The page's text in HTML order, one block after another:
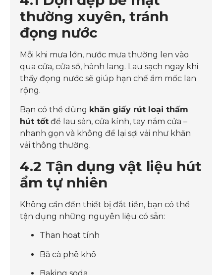
thường xuyên, tránh
đọng nước
Mỗi khi mưa lớn, nước mưa thường len vào
qua cửa, cửa sổ, hành lang. Lau sạch ngay khi
thấy đọng nước sẽ giúp hạn chế ẩm mốc lan
rộng.
Bạn có thể dùng khăn giấy rút loại thấm
hút tốt để lau sàn, cửa kính, tay nắm cửa –
nhanh gọn và không để lại sợi vải như khăn
vải thông thường.
4.2 Tận dụng vật liệu hút
ẩm tự nhiên
Không cần đến thiết bị đắt tiền, bạn có thể
tận dụng những nguyên liệu có sẵn:
Than hoạt tính
Bã cà phê khô